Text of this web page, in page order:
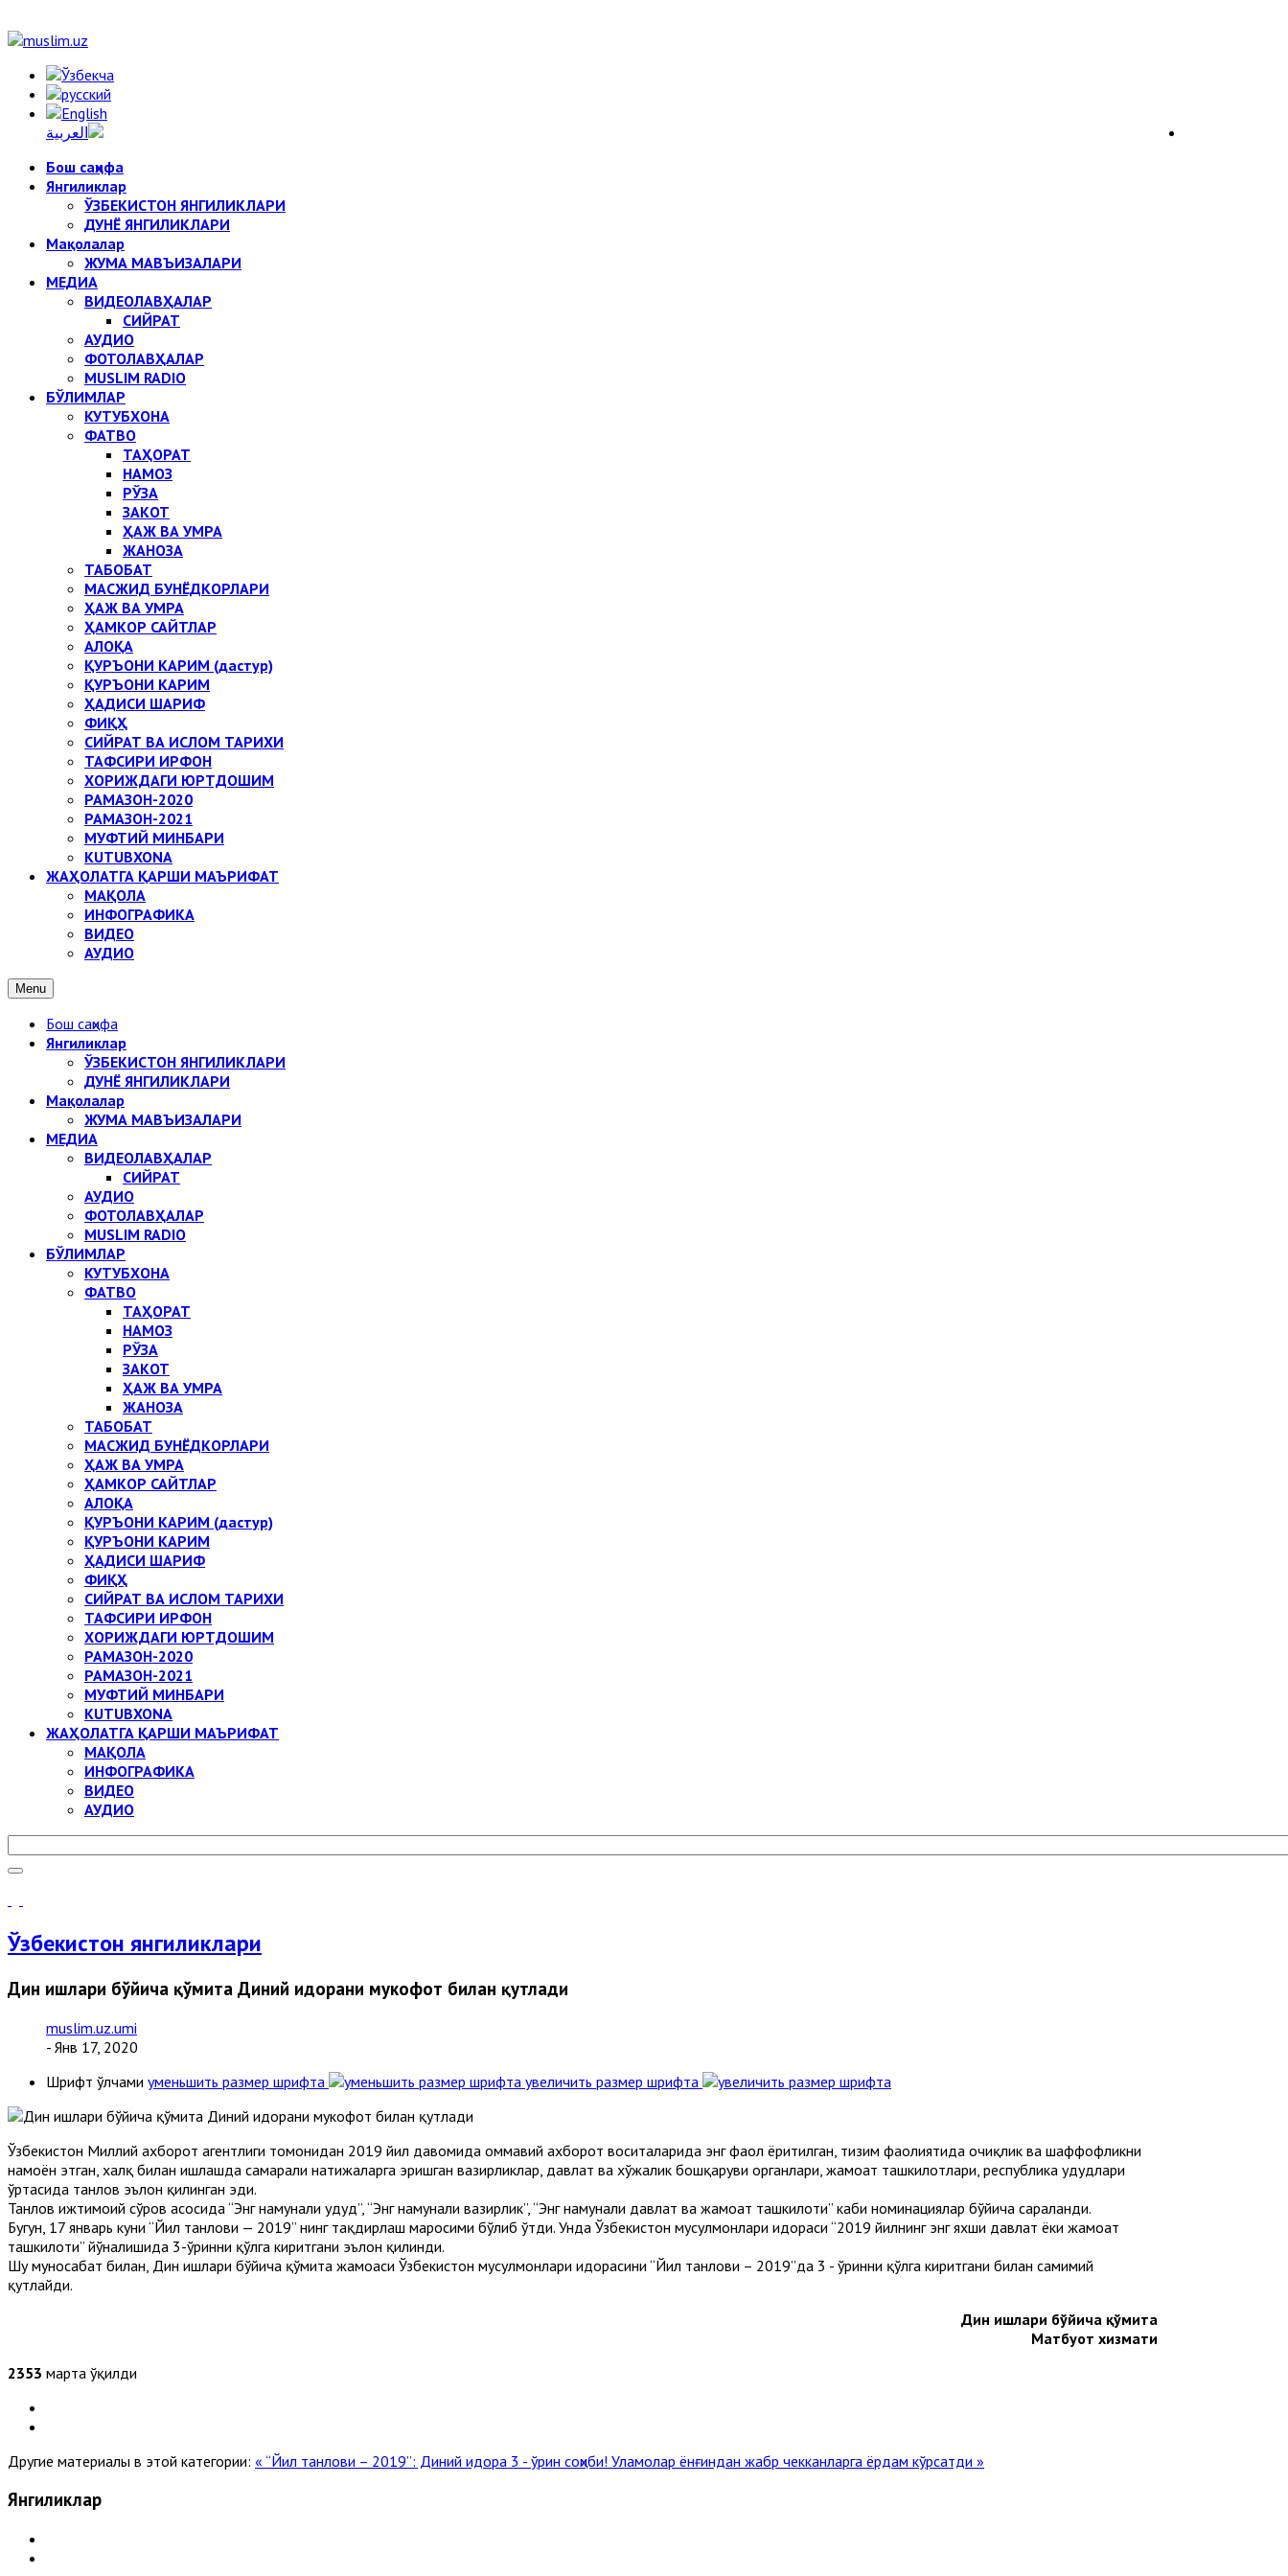
Бош саҳифа
Янгиликлар
ЎЗБЕКИСТОН ЯНГИЛИКЛАРИ
ДУНЁ ЯНГИЛИКЛАРИ
Мақолалар
ЖУМА МАВЪИЗАЛАРИ
МЕДИА
ВИДЕОЛАВҲАЛАР
СИЙРАТ
АУДИО
ФОТОЛАВҲАЛАР
MUSLIM RADIO
БЎЛИМЛАР
КУТУБХОНА
ФАТВО
ТАҲОРАТ
НАМОЗ
РЎЗА
ЗАКОТ
ҲАЖ ВА УМРА
ЖАНОЗА
ТАБОБАТ
МАСЖИД БУНЁДКОРЛАРИ
ҲАЖ ВА УМРА
ҲАМКОР САЙТЛАР
АЛОҚА
ҚУРЪОНИ КАРИМ (дастур)
ҚУРЪОНИ КАРИМ
ҲАДИСИ ШАРИФ
ФИҚҲ
СИЙРАТ ВА ИСЛОМ ТАРИХИ
ТАФСИРИ ИРФОН
ХОРИЖДАГИ ЮРТДОШИМ
РАМАЗОН-2020
РАМАЗОН-2021
МУФТИЙ МИНБАРИ
KUTUBXONA
ЖАҲОЛАТГА ҚАРШИ МАЪРИФАТ
МАҚОЛА
ИНФОГРАФИКА
ВИДЕО
АУДИО
Menu
Бош саҳифа
Янгиликлар
ЎЗБЕКИСТОН ЯНГИЛИКЛАРИ
ДУНЁ ЯНГИЛИКЛАРИ
Мақолалар
ЖУМА МАВЪИЗАЛАРИ
МЕДИА
ВИДЕОЛАВҲАЛАР
СИЙРАТ
АУДИО
ФОТОЛАВҲАЛАР
MUSLIM RADIO
БЎЛИМЛАР
КУТУБХОНА
ФАТВО
ТАҲОРАТ
НАМОЗ
РЎЗА
ЗАКОТ
ҲАЖ ВА УМРА
ЖАНОЗА
ТАБОБАТ
МАСЖИД БУНЁДКОРЛАРИ
ҲАЖ ВА УМРА
ҲАМКОР САЙТЛАР
АЛОҚА
ҚУРЪОНИ КАРИМ (дастур)
ҚУРЪОНИ КАРИМ
ҲАДИСИ ШАРИФ
ФИҚҲ
СИЙРАТ ВА ИСЛОМ ТАРИХИ
ТАФСИРИ ИРФОН
ХОРИЖДАГИ ЮРТДОШИМ
РАМАЗОН-2020
РАМАЗОН-2021
МУФТИЙ МИНБАРИ
KUTUBXONA
ЖАҲОЛАТГА ҚАРШИ МАЪРИФАТ
МАҚОЛА
ИНФОГРАФИКА
ВИДЕО
АУДИО
Ўзбекистон янгиликлари
Дин ишлари бўйича қўмита Диний идорани мукофот билан қутлади
muslim.uz.umi
- Янв 17, 2020
Шрифт ўлчами уменьшить размер шрифта увеличить размер шрифта
Ўзбекистон Миллий ахборот агентлиги томонидан 2019 йил давомида оммавий ахборот воситаларида энг фаол ёритилган, тизим фаолиятида очиқлик ва шаффофликни
намоён этган, халқ билан ишлашда самарали натижаларга эришган вазирликлар, давлат ва хўжалик бошқаруви органлари, жамоат ташкилотлари, республика ҳудудлари
ўртасида танлов эълон қилинган эди.
Танлов ижтимоий сўров асосида “Энг намунали ҳудуд”, “Энг намунали вазирлик”, “Энг намунали давлат ва жамоат ташкилоти” каби номинациялар бўйича сараланди.
Бугун, 17 январь куни “Йил танлови — 2019” нинг тақдирлаш маросими бўлиб ўтди. Унда Ўзбекистон мусулмонлари идораси “2019 йилнинг энг яхши давлат ёки жамоат
ташкилоти” йўналишида 3-ўринни қўлга киритгани эълон қилинди.
Шу муносабат билан, Дин ишлари бўйича қўмита жамоаси Ўзбекистон мусулмонлари идорасини “Йил танлови – 2019”да 3 - ўринни қўлга киритгани билан самимий
қутлайди.
Дин ишлари бўйича қўмита
Матбуот хизмати
2353 марта ўқилди
Другие материалы в этой категории: « “Йил танлови – 2019”: Диний идора 3 - ўрин соҳиби! Уламолар ёнғиндан жабр чекканларга ёрдам кўрсатди »
Янгиликлар